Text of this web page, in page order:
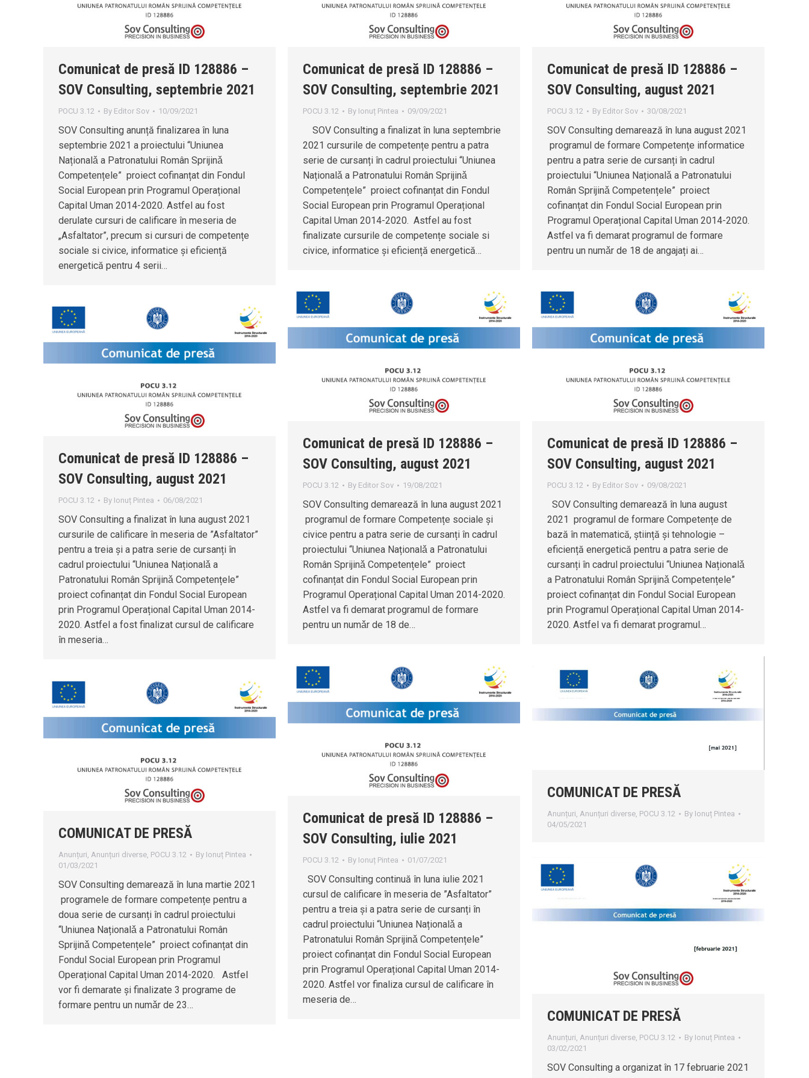
Comunicat de presă ID 128886 –
SOV Consulting, septembrie 2021
POCU 3.12 By Editor Sov 10/09/2021
SOV Consulting anunță finalizarea în luna
septembrie 2021 a proiectului “Uniunea
Naționalǎ a Patronatului Român Sprijinǎ
Competențele” proiect cofinanțat din Fondul
Social European prin Programul Operațional
Capital Uman 2014-2020. Astfel au fost
derulate cursuri de calificare în meseria de
„Asfaltator”, precum si cursuri de competențe
sociale si civice, informatice și eficiență
energetică pentru 4 serii…
Comunicat de presă ID 128886 –
SOV Consulting, septembrie 2021
POCU 3.12 By Ionuț Pintea 09/09/2021
SOV Consulting a finalizat în luna septembrie
2021 cursurile de competențe pentru a patra
serie de cursanți în cadrul proiectului “Uniunea
Naționalǎ a Patronatului Român Sprijinǎ
Competențele” proiect cofinanțat din Fondul
Social European prin Programul Operațional
Capital Uman 2014-2020. Astfel au fost
finalizate cursurile de competențe sociale si
civice, informatice și eficiență energetică…
Comunicat de presă ID 128886 –
SOV Consulting, august 2021
POCU 3.12 By Editor Sov 30/08/2021
SOV Consulting demarează în luna august 2021
programul de formare Competențe informatice
pentru a patra serie de cursanți în cadrul
proiectului “Uniunea Naționalǎ a Patronatului
Român Sprijinǎ Competențele” proiect
cofinanțat din Fondul Social European prin
Programul Operațional Capital Uman 2014-2020.
Astfel va fi demarat programul de formare
pentru un numǎr de 18 de angajați ai…
Comunicat de presă ID 128886 –
SOV Consulting, august 2021
POCU 3.12 By Editor Sov 19/08/2021
SOV Consulting demarează în luna august 2021
programul de formare Competențe sociale și
civice pentru a patra serie de cursanți în cadrul
proiectului “Uniunea Naționalǎ a Patronatului
Român Sprijinǎ Competențele” proiect
cofinanțat din Fondul Social European prin
Programul Operațional Capital Uman 2014-2020.
Astfel va fi demarat programul de formare
pentru un numǎr de 18 de…
Comunicat de presă ID 128886 –
SOV Consulting, august 2021
POCU 3.12 By Editor Sov 09/08/2021
SOV Consulting demarează în luna august
2021 programul de formare Competențe de
bază în matematică, știință și tehnologie –
eficiență energetică pentru a patra serie de
cursanți în cadrul proiectului “Uniunea Naționalǎ
a Patronatului Român Sprijinǎ Competențele”
proiect cofinanțat din Fondul Social European
prin Programul Operațional Capital Uman 2014-
2020. Astfel va fi demarat programul…
Comunicat de presă ID 128886 –
SOV Consulting, august 2021
POCU 3.12 By Ionuț Pintea 06/08/2021
SOV Consulting a finalizat în luna august 2021
cursurile de calificare în meseria de ”Asfaltator”
pentru a treia și a patra serie de cursanți în
cadrul proiectului “Uniunea Naționalǎ a
Patronatului Român Sprijinǎ Competențele”
proiect cofinanțat din Fondul Social European
prin Programul Operațional Capital Uman 2014-
2020. Astfel a fost finalizat cursul de calificare
în meseria…
Comunicat de presă ID 128886 –
SOV Consulting, iulie 2021
POCU 3.12 By Ionuț Pintea 01/07/2021
SOV Consulting continuă în luna iulie 2021
cursul de calificare în meseria de ”Asfaltator”
pentru a treia și a patra serie de cursanți în
cadrul proiectului “Uniunea Naționalǎ a
Patronatului Român Sprijinǎ Competențele”
proiect cofinanțat din Fondul Social European
prin Programul Operațional Capital Uman 2014-
2020. Astfel vor finaliza cursul de calificare în
meseria de…
COMUNICAT DE PRESĂ
Anunțuri, Anunțuri diverse, POCU 3.12 By Ionuț Pintea
04/05/2021
COMUNICAT DE PRESĂ
Anunțuri Anunțuri diverse POCU 3.12 By Ionuț Pintea
01/03/2021
SOV Consulting demarează în luna martie 2021
programele de formare competențe pentru a
doua serie de cursanți în cadrul proiectului
“Uniunea Naționalǎ a Patronatului Român
Sprijinǎ Competențele” proiect cofinanțat din
Fondul Social European prin Programul
Operațional Capital Uman 2014-2020. Astfel
vor fi demarate și finalizate 3 programe de
formare pentru un numǎr de 23…
COMUNICAT DE PRESĂ
Anunțuri Anunțuri diverse POCU 3.12 By Ionuț Pintea
03/02/2021
SOV Consulting a organizat în 17 februarie 2021